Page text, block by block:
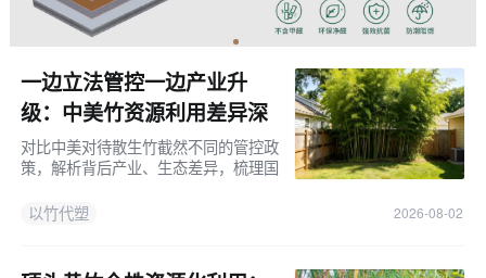
一边立法管控一边产业升
级：中美竹资源利用差异深
度解读！
对比中美对待散生竹截然不同的管控政
策，解析背后产业、生态差异，梳理国
落地前景。
以竹代塑 2026-08-02